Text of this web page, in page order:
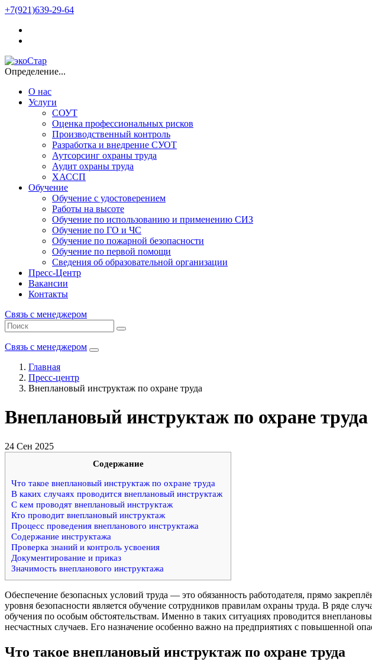
+7(921)639-29-64
Определение...
О нас
Услуги
СОУТ
Оценка профессиональных рисков
Производственный контроль
Разработка и внедрение СУОТ
Аутсорсинг охраны труда
Аудит охраны труда
ХАССП
Обучение
Обучение с удостоверением
Работы на высоте
Обучение по использованию и применению СИЗ
Обучение по ГО и ЧС
Обучение по пожарной безопасности
Обучение по первой помощи
Сведения об образовательной организации
Пресс-Центр
Вакансии
Контакты
Связь с менеджером
Связь с менеджером
Главная
Пресс-центр
Внеплановый инструктаж по охране труда
Внеплановый инструктаж по охране труда
24 Сен 2025
Содержание
Что такое внеплановый инструктаж по охране труда
В каких случаях проводится внеплановый инструктаж
С кем проводят внеплановый инструктаж
Кто проводит внеплановый инструктаж
Процесс проведения внепланового инструктажа
Содержание инструктажа
Проверка знаний и контроль усвоения
Документирование и приказ
Значимость внепланового инструктажа
Обеспечение безопасных условий труда — это обязанность работодателя, прямо
уровня безопасности является обучение сотрудников правилам охраны труда. В ряде
обучения по особым обстоятельствам. Именно в таких ситуациях проводится
несчастных случаев. Его назначение особенно важно на предприятиях с повышенной
Что такое внеплановый инструктаж по охране труда